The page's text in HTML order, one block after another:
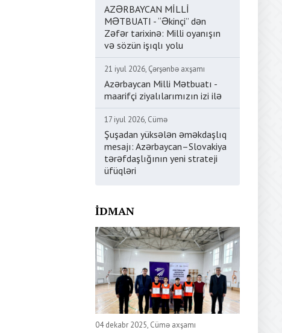
AZƏRBAYCAN MİLLİ
MƏTBUATI - “Əkinçi” dən
Zəfər tarixinə: Milli oyanışın
və sözün işıqlı yolu
21 iyul 2026, Çərşənbə axşamı
Azərbaycan Milli Mətbuatı -
maarifçi ziyalılarımızın izi ilə
17 iyul 2026, Cümə
Şuşadan yüksələn əməkdaşlıq
mesajı: Azərbaycan–Slovakiya
tərəfdaşlığının yeni strateji
üfüqləri
İDMAN
04 dekabr 2025, Cümə axşamı